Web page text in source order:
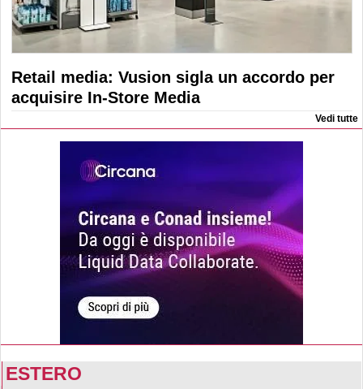
Retail media: Vusion sigla un accordo per
acquisire In-Store Media
Vedi tutte
ESTERO